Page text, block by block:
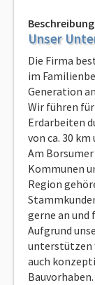
Unser
Die Firma
im
Generation
Wir führen
Erdarbeiten
von ca. 30
Am Borsumer
Kommunen
Region
gerne an und
Aufgrund
unterstützen
auch
Bauvorhaben.